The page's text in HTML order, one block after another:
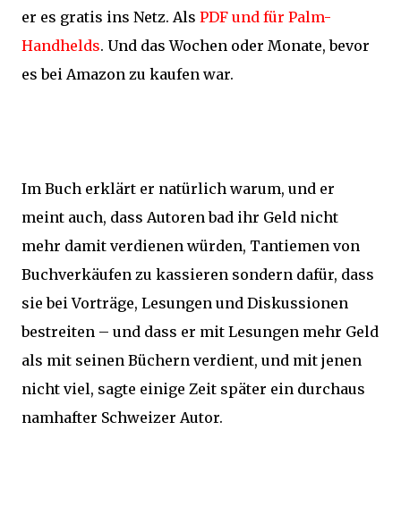
er es gratis ins Netz. Als PDF und für Palm-
Handhelds. Und das Wochen oder Monate, bevor
es bei Amazon zu kaufen war.
Im Buch erklärt er natürlich warum, und er
meint auch, dass Autoren bad ihr Geld nicht
mehr damit verdienen würden, Tantiemen von
Buchverkäufen zu kassieren sondern dafür, dass
sie bei Vorträge, Lesungen und Diskussionen
bestreiten – und dass er mit Lesungen mehr Geld
als mit seinen Büchern verdient, und mit jenen
nicht viel, sagte einige Zeit später ein durchaus
namhafter Schweizer Autor.